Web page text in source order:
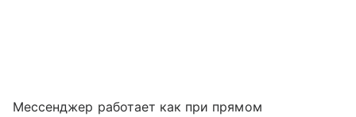
Мессенджер работает как при прямом